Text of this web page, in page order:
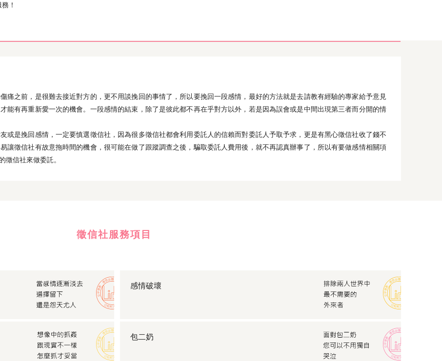
！
痛之前，是很難去接近對方的，更不用談挽回的事情了，所以要挽回一段感情，最好的方法就是去請教有經驗的專家給予意見
能有再重新愛一次的機會。一段感情的結束，除了是彼此都不再在乎對方以外，若是因為誤會或是中間出現第三者而分開的情
或是挽回感情，一定要慎選徵信社，因為很多徵信社都會利用委託人的信賴而對委託人予取予求，更是有黑心徵信社收了錢不
讓徵信社有故意拖時間的機會，很可能在做了跟蹤調查之後，騙取委託人費用後，就不再認真辦事了，所以有要做感情相關項
徵信社來做委託。
徵信社服務項目
感情破壞
包二奶